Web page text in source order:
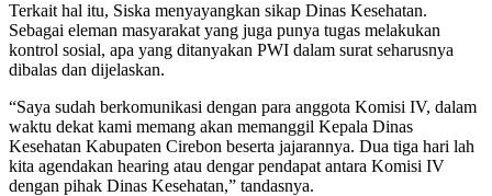
Terkait hal itu, Siska menyayangkan sikap Dinas Kesehatan.
Sebagai eleman masyarakat yang juga punya tugas melakukan
kontrol sosial, apa yang ditanyakan PWI dalam surat seharusnya
dibalas dan dijelaskan.
“Saya sudah berkomunikasi dengan para anggota Komisi IV, dalam
waktu dekat kami memang akan memanggil Kepala Dinas
Kesehatan Kabupaten Cirebon beserta jajarannya. Dua tiga hari lah
kita agendakan hearing atau dengar pendapat antara Komisi IV
dengan pihak Dinas Kesehatan,” tandasnya.